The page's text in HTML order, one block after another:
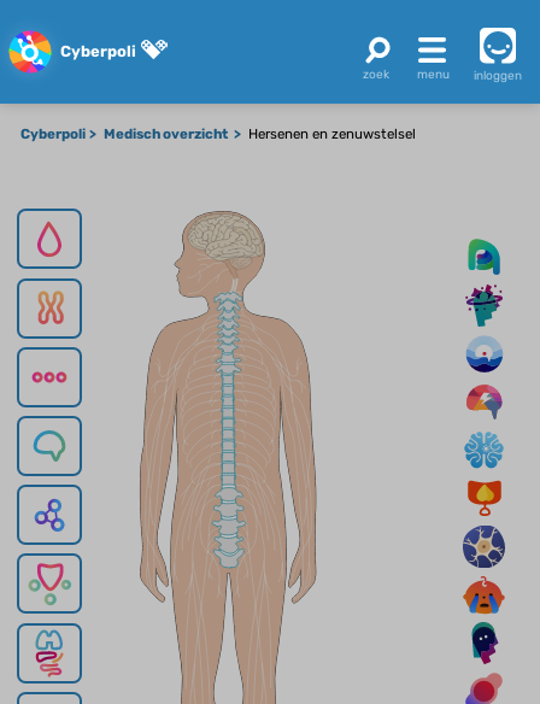
Cyberpoli
inloggen
Cyberpoli Medisch overzicht Hersenen en zenuwstelsel